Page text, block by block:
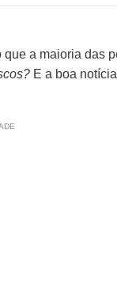
que a maioria das
E a boa